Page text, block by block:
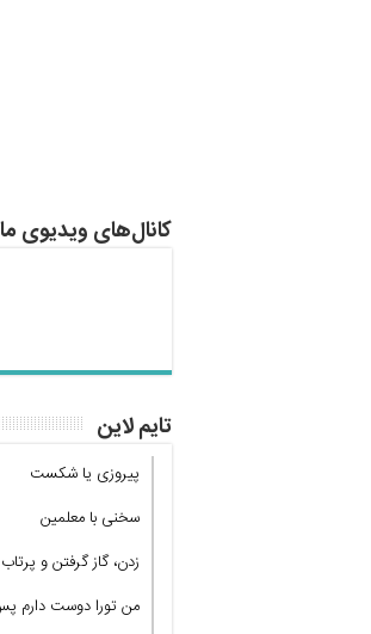
کانال‌های ویدیوی ما
تایم لاین
پیروزی یا شکست
سخنی با معلمین
زدن، گاز گرفتن و
من تورا دوست دارم